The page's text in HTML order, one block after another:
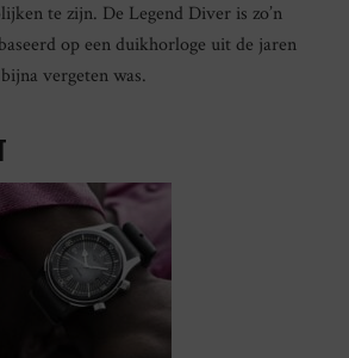
te zijn. De Legend Diver is zo’n
op een duikhorloge uit de jaren
vergeten was.